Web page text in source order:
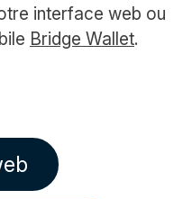
interface web ou
Bridge Wallet.